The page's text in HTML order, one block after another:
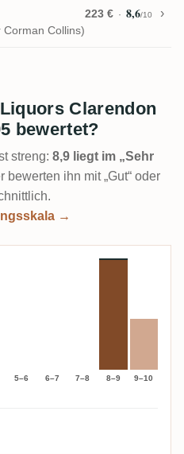
223 € 8,6/10
Corman Collins)
Clarendon
bewertet?
streng: 8,9 liegt im „Sehr
bewerten ihn mit „Gut“ oder
→
5–6 6–7 7–8 8–9 9–10